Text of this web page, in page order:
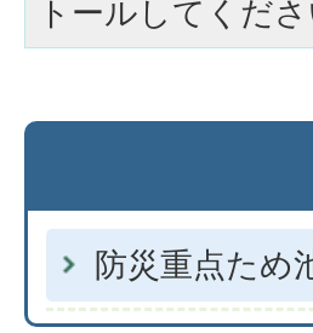
トールしてくださ
防災重点ため